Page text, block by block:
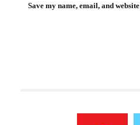
Save my name, email, and